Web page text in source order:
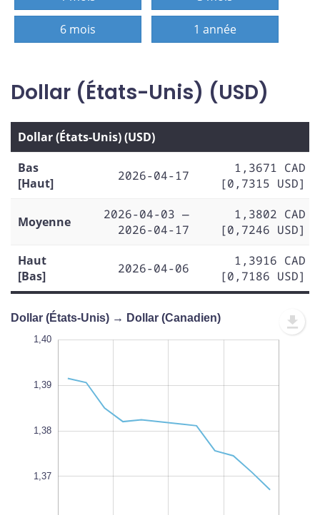
6 mois 1 année
Dollar (États-Unis) (USD)
Dollar (États-Unis) (USD)
Bas
[Haut]
2026-04-17
1,3671 CAD
[0,7315 USD]
Moyenne
2026-04-03 —
2026-04-17
1,3802 CAD
[0,7246 USD]
Haut
[Bas]
2026-04-06
1,3916 CAD
[0,7186 USD]
Dollar (États-Unis) → Dollar (Canadien)
1,365
1,40
1,39
1,38
1,37